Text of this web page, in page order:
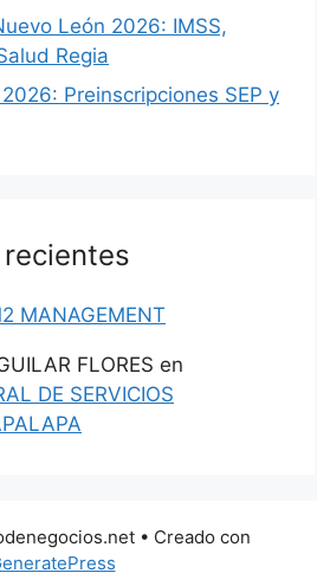
León 2026: IMSS,
Regia
Preinscripciones SEP y
MANAGEMENT
FLORES en
DE SERVICIOS
• Creado con